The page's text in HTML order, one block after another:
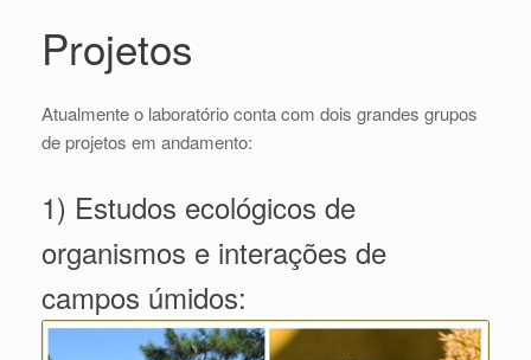
Projetos
Atualmente o laboratório conta com dois grandes grupos
de projetos em andamento:
1) Estudos ecológicos de
organismos e interações de
campos úmidos: